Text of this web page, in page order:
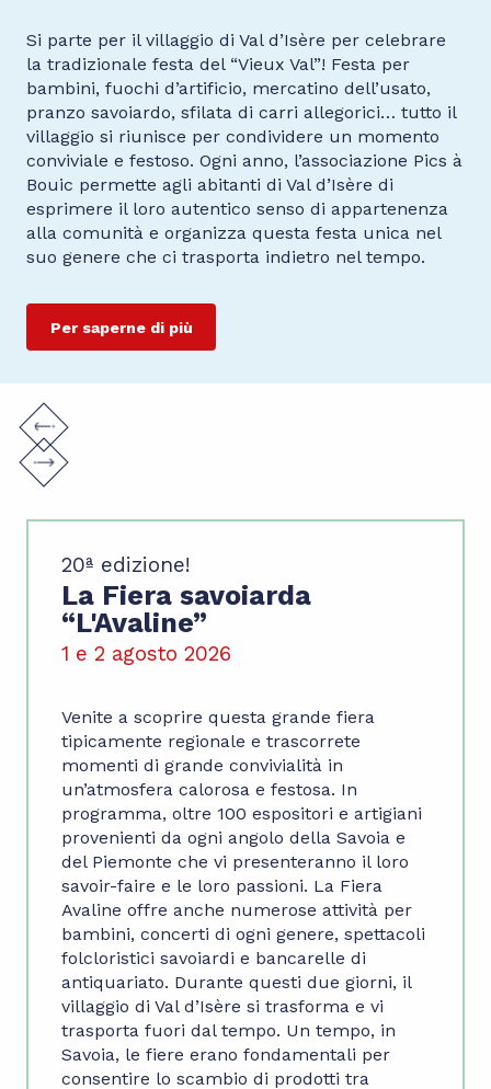
Si parte per il villaggio di Val d’Isère per celebrare
la tradizionale festa del “Vieux Val”! Festa per
bambini, fuochi d’artificio, mercatino dell’usato,
pranzo savoiardo, sfilata di carri allegorici… tutto il
villaggio si riunisce per condividere un momento
conviviale e festoso. Ogni anno, l’associazione Pics à
Bouic permette agli abitanti di Val d’Isère di
esprimere il loro autentico senso di appartenenza
alla comunità e organizza questa festa unica nel
suo genere che ci trasporta indietro nel tempo.
Per saperne di più
20ª edizione!
La Fiera savoiarda
“L'Avaline”
1 e 2 agosto 2026
Venite a scoprire questa grande fiera
tipicamente regionale e trascorrete
momenti di grande convivialità in
un’atmosfera calorosa e festosa. In
programma, oltre 100 espositori e artigiani
provenienti da ogni angolo della Savoia e
del Piemonte che vi presenteranno il loro
savoir-faire e le loro passioni. La Fiera
Avaline offre anche numerose attività per
bambini, concerti di ogni genere, spettacoli
folcloristici savoiardi e bancarelle di
antiquariato. Durante questi due giorni, il
villaggio di Val d’Isère si trasforma e vi
trasporta fuori dal tempo. Un tempo, in
Savoia, le fiere erano fondamentali per
consentire lo scambio di prodotti tra